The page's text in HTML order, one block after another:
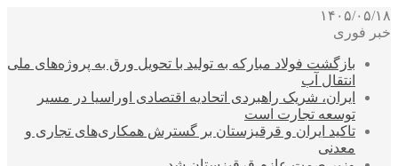
۱۴۰۵/۰۵/۱۸
خبر فوری
بازگشت فولاد مبارکه به تولید با تحویل ورق به پروژه‌های ملی
انتقال آب
ایران، شریک راهبردی اتحادیه اقتصادی اوراسیا در مسیر
توسعه تجارت است
تاکید ایران و قرقیزستان بر گسترش همکاری‌های تجاری و
معدنی